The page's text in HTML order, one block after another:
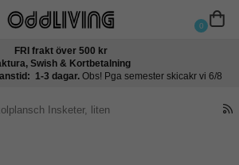
0
FRI frakt över 500 kr
Swish & Kortbetalning
1-3 dagar. Obs! Pga semester skicakr vi 6/8
Insketer, liten